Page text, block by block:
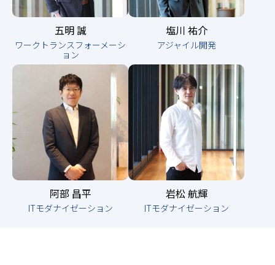
五明 誠
ワークトランスフォーメーシ
ョン
塩川 祐介
アジャイル開発
阿部 昌平
ITモダナイゼーション
岩松 航輝
ITモダナイゼーション